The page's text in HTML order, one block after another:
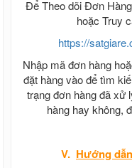
Để Theo dõi Đơn
hoặc Truy
https://
Nhập mã đơn hàng
đặt hàng vào để tìm
trạng đơn hàng đã xử
hàng hay
V. Hướng dẫn